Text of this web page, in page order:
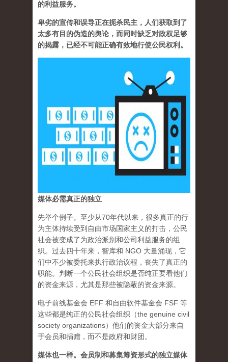
的利益服务。
卑劣的宣传和误导正在扼杀民主，人们获取到了
太多有目的伪造的舆论，而同时缺乏对政权足够
的揭露，已经不可能正确有效地行使公民权利。
媒体必需真正的独立
先举个例子。至少从70年代以来，很多真正的行
为主体持续受到自由市场国家主义的打击，公民
社会被变成了为政治派别和公司利益服务的组
织。过去四十年来，智库和 NGO 大量涌现，它
们中不少被委托来执行政治议程，丧失了真正的
职能。判断一个公民社会组织是否纯正要看他们
的资金来源，尤其是那些被隐蔽的资金来源。
电子前线基金会 EFF 和自由软件基金会 FSF 等
这些都是纯正的公民社会组织（the genuine civil
society organizations）他们的资金大部分来自
于会员和捐赠，而不是政府和财团。
媒体也一样。会员制和募集筹资形式的独立媒体